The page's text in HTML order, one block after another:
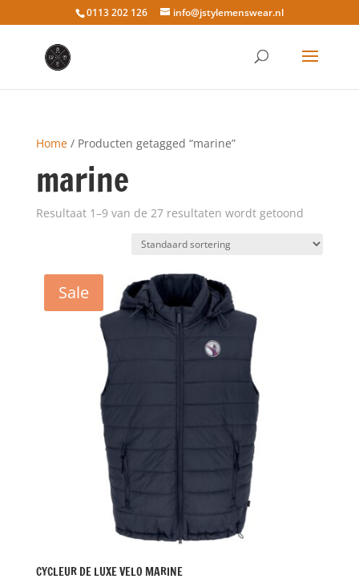
0113 202 126 info@jstylemenswear.nl
Home/ Producten getagged “marine”
marine
Resultaat 1–9 van de 27 resultaten wordt getoond
Sale
CYCLEUR DE LUXE VELO MARINE